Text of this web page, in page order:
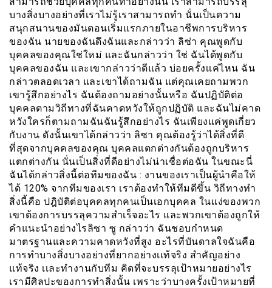
บางสิ่งบางอย่างที่เราไม่รู้เราสามารถทำ นั่นเป็นความ
สนุกสนานของมันตอนเริ่มแรกภายในอาชีพการบริหาร
ของฉัน นายของฉันดึงฉันและกล่าวว่า ลิซ่า คุณพูดกับ
บุคคลของคุณใช่ใหม่ และฉันกล่าวว่า ใช่ ฉันได้พูดกับ
บุคคลของฉัน และเขากล่าวว่าดีแล้ว บ่อยครั้งเเค่ไหน ฉัน
กล่าวตลอดเวลา และเขาได้ถามฉัน แต่คุณเคยถามพวก
เขารู้สึกอย่างไร ฉันต้องถามอย่างนั้นหรือ ฉันปฏิบัติต่อ
บุคคลตามวิถีทางที่ฉันคาดหวังให้ถูกปฏิบัติ และฉันไม่คาด
หวังใครก็ตามถามฉันฉันรู้สึกอย่างไร ฉันเพียงแค่พูดเกี่ยว
กับงาน ดังนั้นเขาได้กล่าวว่า ลิซา คุณต้องรู้ว่าได้สิ่งที่ดี
ที่สุดจากบุคคลของคุณ บุคคลแตกต่างกันต้องถูกบริหาร
แตกต่างกัน นั่นเป็นสิ่งที่ดีอย่างไม่น่าเชื่อต่อฉัน ในขณะนี่
ฉันได้กล่าวสิ่งนี้ต่อทีมของฉัน : งานของเราเป็นผู้นำคือให้
ได้ 120% จากทีมของเรา เราต้องทำให้ทีมดีขึ้น วิถีทางทำ
สิ่งนี้คือ ปฎิบัติต่อบุคคลทุกคนเป็นเอกบุคคล ในเเง่ของพวก
เขาต้องการบรรลุความสำเร็จอะไร และพวกเขาต้องถูกให้
คำแนะนำอย่างไรลิซา ซู กล่าวว่า ฉันชอบกำหนด
มาตรฐานและความคาดหวังที่สูง อะไรที่บันดาลใจฉันคือ
การทำบางสิ่งบางอย่างที่ยากอย่างเเท้จริง สำคัญอย่าง
แท้จริง เเละทำงานกับทีม คิดที่จะบรรลุเป้าหมายอย่างไร
เรามีศิลปะของการทำสิ่งนั้น เพราะว่าบางครั้งเป้าหมายที่